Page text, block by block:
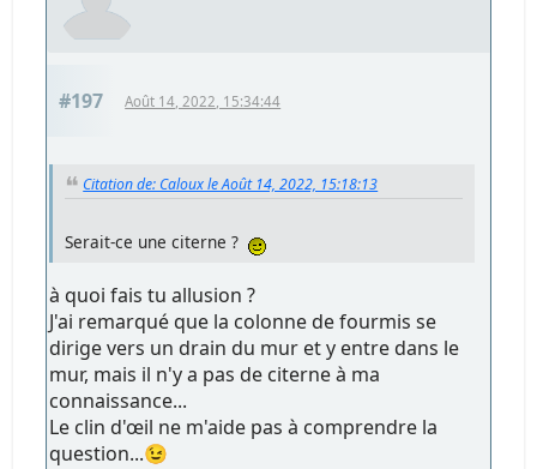
#197 Août 14, 2022, 15:34:44
Citation de: Caloux le Août 14, 2022, 15:18:13
Serait-ce une citerne ?
à quoi fais tu allusion ?
J'ai remarqué que la colonne de fourmis se
dirige vers un drain du mur et y entre dans le
mur, mais il n'y a pas de citerne à ma
connaissance...
Le clin d'œil ne m'aide pas à comprendre la
question...😉